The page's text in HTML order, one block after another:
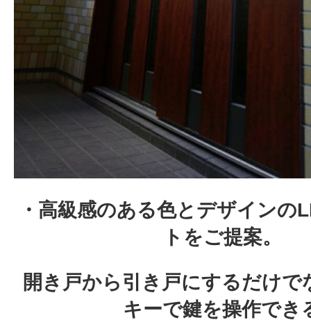
・高級感のある色とデザインの
トをご提案。
開き戸から引き戸にするだけで
キーで鍵を操作でき